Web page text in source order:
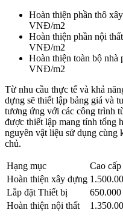
Hoàn thiện phần thô
VNĐ/m2
Hoàn thiện phần nội
VNĐ/m2
Hoàn thiện toàn bộ nhà
VNĐ/m2
Từ nhu cầu thực tế và khả
dựng sẽ thiết lập bảng giá và
tương ứng với các công trình
được thiết lập mang tính tổng
nguyên vật liệu sử dụng cùng
chủ.
Hạng mục Cao cấp
Hoàn thiện xây dựng
Lắp đặt Thiết bị
650.000
Hoàn thiện nội thất